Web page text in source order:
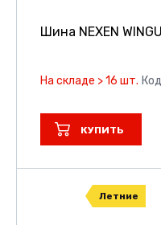
Шина NEXEN
На складе > 16 шт.
КУПИТЬ
Летние